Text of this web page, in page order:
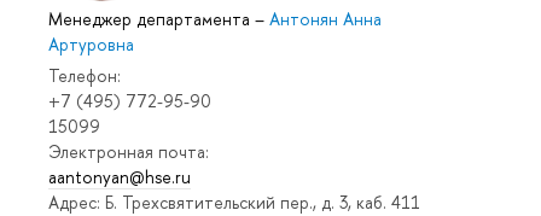
Менеджер департамента – Антонян Анна
Артуровна
Телефон:
+7 (495) 772-95-90
15099
Электронная почта:
aantonyan@hse.ru
Адрес: Б. Трехсвятительский пер., д. 3, каб. 411